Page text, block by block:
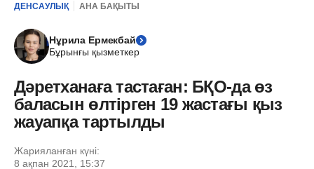
ДЕНСАУЛЫҚ АНА БАҚЫТЫ
Нұрила Ермекбай
Бұрынғы қызметкер
Дәретханаға тастаған: БҚО-да өз
баласын өлтірген 19 жастағы қыз
жауапқа тартылды
Жарияланған күні:
8 ақпан 2021, 15:37